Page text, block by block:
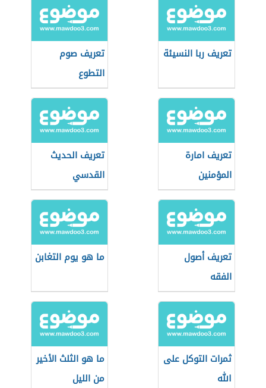
تعريف ربا النسيئة
تعريف صوم
التطوع
تعريف امارة
المؤمنين
تعريف الحديث
القدسي
تعريف أصول
الفقه
ما هو يوم التغابن
ثمرات التوكل على
الله
ما هو الثلث الأخير
من الليل